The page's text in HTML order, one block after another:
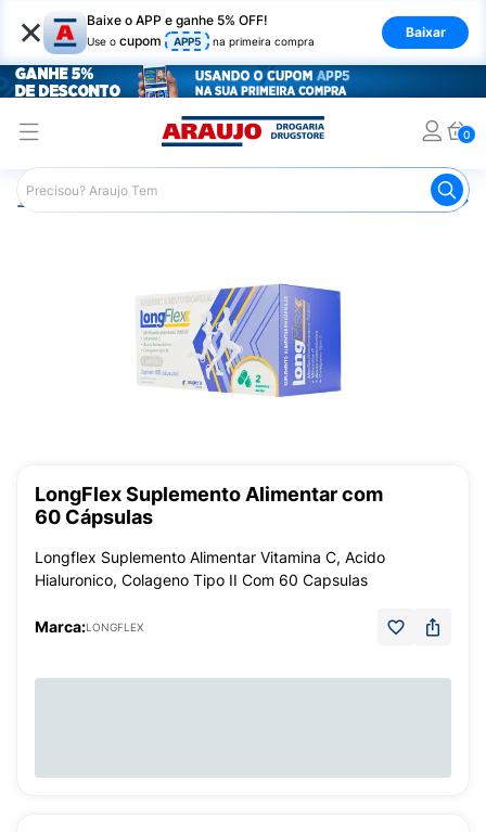
× Baixe o APP e ganhe 5% OFF!
Use o cupom APP5 na primeira compra
Baixar
0
Araujo Nutrição Saudável Suplementos Alimentares
LongFlex Suplemento Alimentar com
60 Cápsulas
Longflex Suplemento Alimentar Vitamina C, Acido
Hialuronico, Colageno Tipo II Com 60 Capsulas
Marca:LONGFLEX